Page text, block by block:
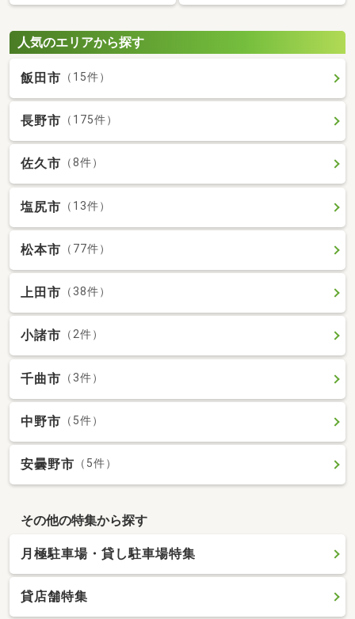
人気のエリアから探す
飯田市 （15件）
長野市 （175件）
佐久市 （8件）
塩尻市 （13件）
松本市 （77件）
上田市 （38件）
小諸市 （2件）
千曲市 （3件）
中野市 （5件）
安曇野市 （5件）
その他の特集から探す
月極駐車場・貸し駐車場特集
貸店舗特集